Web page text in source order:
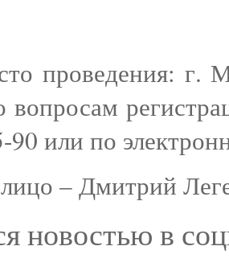
проведения: г.
или по
– Дмитрий
новостью в